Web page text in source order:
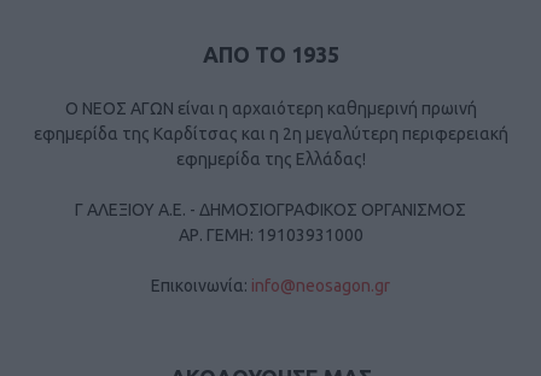
ΑΠΟ ΤΟ 1935
Ο ΝΕΟΣ ΑΓΩΝ είναι η αρχαιότερη καθημερινή πρωινή
εφημερίδα της Καρδίτσας και η 2η μεγαλύτερη περιφερειακή
εφημερίδα της Ελλάδας!
Γ ΑΛΕΞΙΟΥ Α.Ε. - ΔΗΜΟΣΙΟΓΡΑΦΙΚΟΣ ΟΡΓΑΝΙΣΜΟΣ
ΑΡ. ΓΕΜΗ: 19103931000
Επικοινωνία: info@neosagon.gr